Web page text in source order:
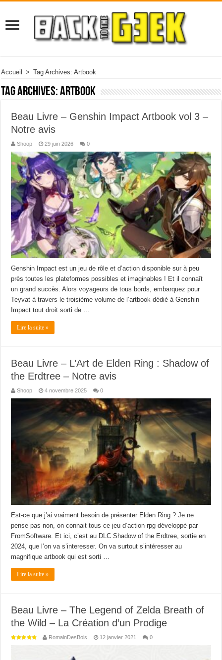
Accueil > Tag Archives: Artbook
Tag Archives:Artbook
Beau Livre – Genshin Impact Artbook vol 3 –
Notre avis
Shoop 29 juin 2026 0
Genshin Impact est un jeu de rôle et d’action disponible sur à peu
près toutes les plateformes possibles et imaginables ! Et il connaît
un grand succès. Alors voyageurs de tous bords, embarquez pour
Teyvat à travers le troisième volume de l’artbook dédié à Genshin
Impact tout droit sorti de …
Lire la suite »
Beau Livre – L’Art de Elden Ring : Shadow of
the Erdtree – Notre avis
Shoop 4 novembre 2025 0
Est-ce que j’ai vraiment besoin de présenter Elden Ring ? Je ne
pense pas non, on connait tous ce jeu d’action-rpg développé par
FromSoftware. Et ici, c’est au DLC Shadow of the Erdtree, sortie en
2024, que l’on va s’interesser. On va surtout s’intéresser au
magnifique artbook qui est sorti …
Lire la suite »
Beau Livre – The Legend of Zelda Breath of
the Wild – La Création d’un Prodige
RomainDesBois 12 janvier 2021 0